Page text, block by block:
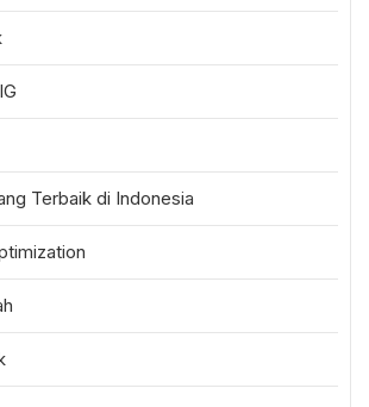
Terbaik di Indonesia